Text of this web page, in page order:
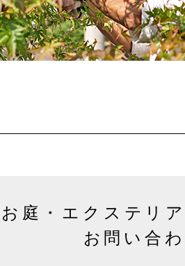
お庭・エクステリ
お問い合